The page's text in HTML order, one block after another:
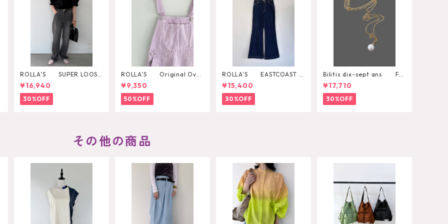
ROLLA’S SUPER LOOSE
BLACK STONE
¥16,940
30%OFF
ROLLA’S Original Over
all
¥9,350
50%OFF
ROLLA’S EASTCOAST F
LARE AVA
¥15,400
30%OFF
Bilitis dix-sept ans Fre
sh Pearl Pendant
¥17,710
30%OFF
その他の商品